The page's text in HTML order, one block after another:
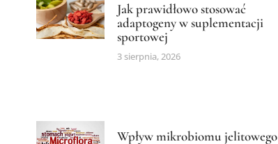
Jak prawidłowo stosować
adaptogeny w suplementacji
sportowej
3 sierpnia, 2026
Wpływ mikrobiomu jelitowego